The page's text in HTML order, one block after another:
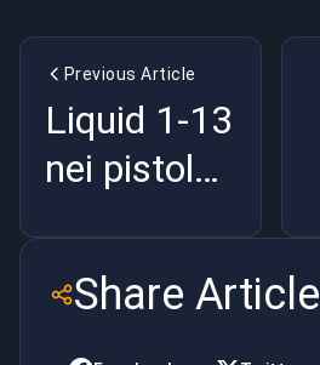
Previous Article
Liquid 1-13
nei pistol
Rotterdam
| Share Article